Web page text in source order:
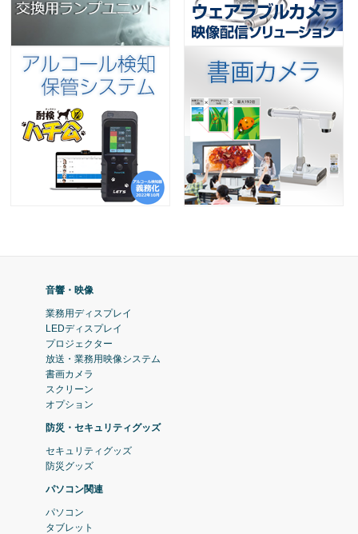
音響・映像
業務用ディスプレイ
LEDディスプレイ
プロジェクター
放送・業務用映像システム
書画カメラ
スクリーン
オプション
防災・セキュリティグッズ
セキュリティグッズ
防災グッズ
パソコン関連
パソコン
タブレット